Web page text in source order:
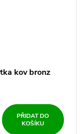
kov bronz
PŘIDAT DO
KOŠÍKU